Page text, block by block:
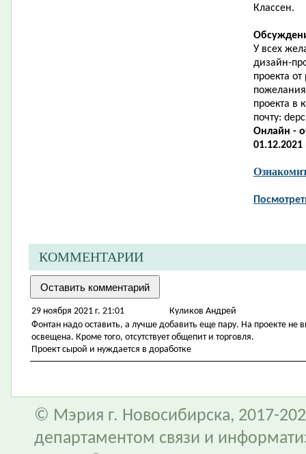
Классен.
У всех
дизайн-
проекта
проекта в
почту:
Онлайн -
01.12.2021
КОММЕНТАРИИ
29 ноября 2021 г. 21:01
Куликов Андрей
Фонтан надо оставить, а лучше добавить еще пару. На проекте не
освещена. Кроме того, отсутствует общепит и торговля.
Проект сырой и нуждается в доработке
© Мэрия г. Новосибирска, 2017-
департаментом связи и